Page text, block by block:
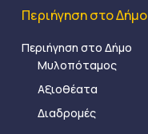
Περιήγηση στο Δήμο
Περιήγηση στο Δήμο
Μυλοπόταμος
Αξιοθέατα
Διαδρομές